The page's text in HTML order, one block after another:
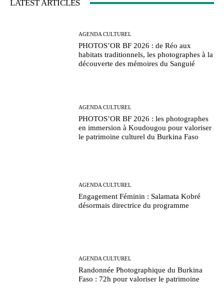
LATEST ARTICLES
AGENDA CULTUREL
PHOTOS’OR BF 2026 : de Réo aux
habitats traditionnels, les photographes à la
découverte des mémoires du Sanguié
AGENDA CULTUREL
PHOTOS’OR BF 2026 : les photographes
en immersion à Koudougou pour valoriser
le patrimoine culturel du Burkina Faso
AGENDA CULTUREL
Engagement Féminin : Salamata Kobré
désormais directrice du programme
AGENDA CULTUREL
Randonnée Photographique du Burkina
Faso : 72h pour valoriser le patrimoine